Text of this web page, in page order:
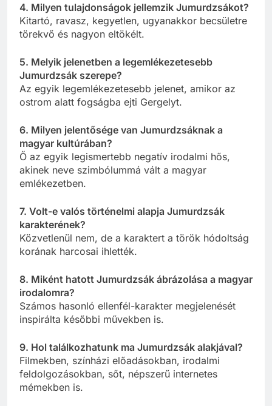
4. Milyen tulajdonságok jellemzik Jumurdzsákot?
Kitartó, ravasz, kegyetlen, ugyanakkor becsületre
törekvő és nagyon eltökélt.
5. Melyik jelenetben a legemlékezetesebb
Jumurdzsák szerepe?
Az egyik legemlékezetesebb jelenet, amikor az
ostrom alatt fogságba ejti Gergelyt.
6. Milyen jelentősége van Jumurdzsáknak a
magyar kultúrában?
Ő az egyik legismertebb negatív irodalmi hős,
akinek neve szimbólummá vált a magyar
emlékezetben.
7. Volt-e valós történelmi alapja Jumurdzsák
karakterének?
Közvetlenül nem, de a karaktert a török hódoltság
korának harcosai ihlették.
8. Miként hatott Jumurdzsák ábrázolása a magyar
irodalomra?
Számos hasonló ellenfél-karakter megjelenését
inspirálta későbbi művekben is.
9. Hol találkozhatunk ma Jumurdzsák alakjával?
Filmekben, színházi előadásokban, irodalmi
feldolgozásokban, sőt, népszerű internetes
mémekben is.